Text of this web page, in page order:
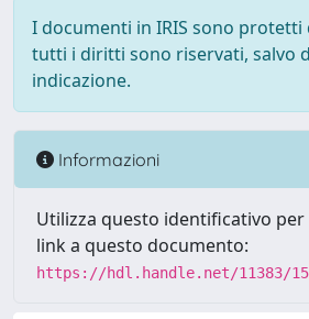
I documenti in IRIS sono protetti
tutti i diritti sono riservati, salvo
indicazione.
Informazioni
Utilizza questo identificativo
link a questo documento:
https://hdl.handle.net/11383/